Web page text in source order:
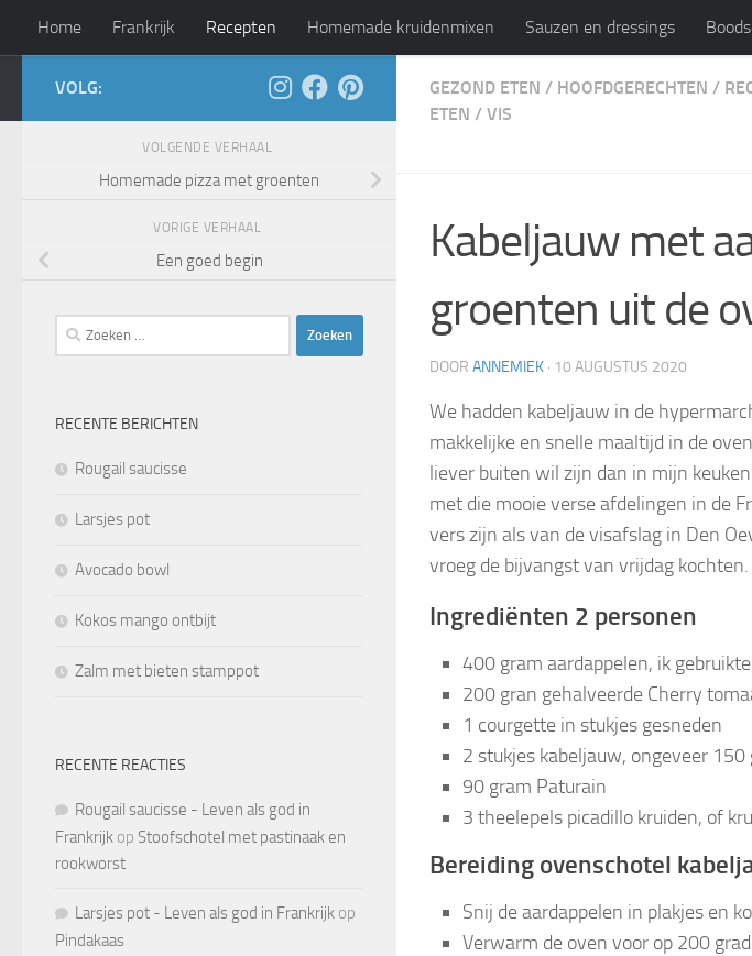
Doorgaan naar inhoud
Home Frankrijk Recepten Homemade kruidenmixen Sauzen en dressings
Leven als god in Frankrijk
GEZOND ETEN / HOOFDGERECHTEN /
ETEN / VIS
Kabeljauw met
groenten uit de
DOOR ANNEMIEK · 10 AUGUSTUS 2020
We hadden kabeljauw in de
makkelijke en snelle maaltijd in de
liever buiten wil zijn dan in mijn
met die mooie verse afdelingen in de
vers zijn als van de visafslag in Den
vroeg de bijvangst van vrijdag kochten.
Ingrediënten 2 personen
400 gram aardappelen, ik
200 gran gehalveerde Cherry
1 courgette in stukjes gesneden
2 stukjes kabeljauw, ongeveer 150
90 gram Paturain
3 theelepels picadillo kruiden, of
Bereiding ovenschotel
Snij de aardappelen in plakjes en
Verwarm de oven voor op 200
VOLG:
VOLGENDE VERHAAL
Homemade pizza met groenten
VORIGE VERHAAL
Een goed begin
Zoeken
naar:
RECENTE BERICHTEN
Rougail saucisse
Larsjes pot
Avocado bowl
Kokos mango ontbijt
Zalm met bieten stamppot
RECENTE REACTIES
Rougail saucisse - Leven als god in
Frankrijk op Stoofschotel met pastinaak en
rookworst
Larsjes pot - Leven als god in Frankrijk op
Pindakaas